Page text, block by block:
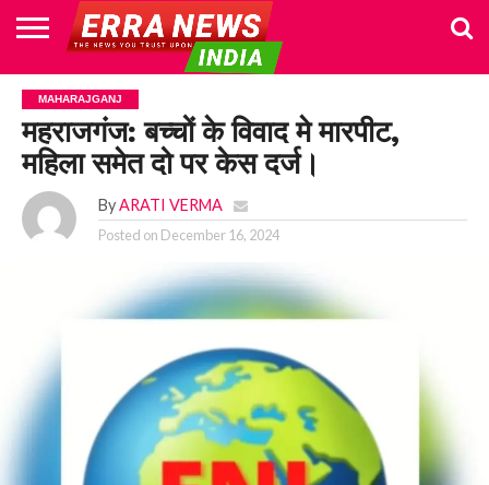
HOME
POLITICS
NEWS
BUSINESS
CULTURE
NATIONAL
SPORTS
LIFESTYLE
TRAVEL
OPINION
BREAKING
NEWS
ENTERTAINMENT
WORLD
CRIME
JOIN
US
MAHARAJGANJ
महराजगंज: बच्चों के विवाद मे मारपीट,
महिला समेत दो पर केस दर्ज।
By ARATI VERMA
Posted on December 16, 2024